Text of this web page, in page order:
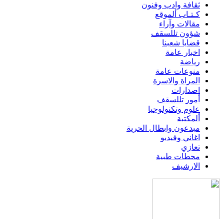
ثقافة وادب وفنون
كـتـاب ألموقع
مقالات وآراء
شؤون تللسقف
قضايا شعبنا
اخبار عامة
رياضة
منوعات عامة
المراة والاسرة
اصدارات
أمور تللسقف
علوم وتكنولوجيا
ألمكتبة
مبدعون وابطال الحرية
اغاني وفيديو
تعازي
محطات طبية
الارشيف